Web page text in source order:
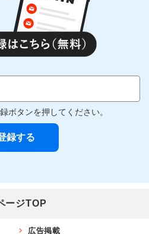
ボタンを押してください。
ージTOP
広告掲載